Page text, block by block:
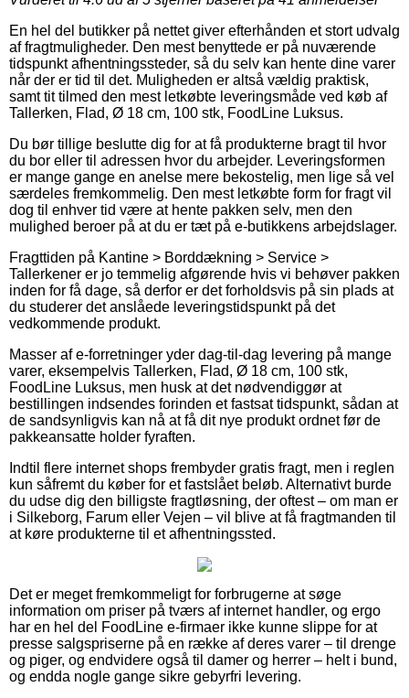
En hel del butikker på nettet giver efterhånden et stort udvalg
af fragtmuligheder. Den mest benyttede er på nuværende
tidspunkt afhentningssteder, så du selv kan hente dine varer
når der er tid til det. Muligheden er altså vældig praktisk,
samt tit tilmed den mest letkøbte leveringsmåde ved køb af
Tallerken, Flad, Ø 18 cm, 100 stk, FoodLine Luksus.
Du bør tillige beslutte dig for at få produkterne bragt til hvor
du bor eller til adressen hvor du arbejder. Leveringsformen
er mange gange en anelse mere bekostelig, men lige så vel
særdeles fremkommelig. Den mest letkøbte form for fragt vil
dog til enhver tid være at hente pakken selv, men den
mulighed beroer på at du er tæt på e-butikkens arbejdslager.
Fragttiden på Kantine > Borddækning > Service >
Tallerkener er jo temmelig afgørende hvis vi behøver pakken
inden for få dage, så derfor er det forholdsvis på sin plads at
du studerer det anslåede leveringstidspunkt på det
vedkommende produkt.
Masser af e-forretninger yder dag-til-dag levering på mange
varer, eksempelvis Tallerken, Flad, Ø 18 cm, 100 stk,
FoodLine Luksus, men husk at det nødvendiggør at
bestillingen indsendes forinden et fastsat tidspunkt, sådan at
de sandsynligvis kan nå at få dit nye produkt ordnet før de
pakkeansatte holder fyraften.
Indtil flere internet shops frembyder gratis fragt, men i reglen
kun såfremt du køber for et fastslået beløb. Alternativt burde
du udse dig den billigste fragtløsning, der oftest – om man er
i Silkeborg, Farum eller Vejen – vil blive at få fragtmanden til
at køre produkterne til et afhentningssted.
Det er meget fremkommeligt for forbrugerne at søge
information om priser på tværs af internet handler, og ergo
har en hel del FoodLine e-firmaer ikke kunne slippe for at
presse salgspriserne på en række af deres varer – til drenge
og piger, og endvidere også til damer og herrer – helt i bund,
og endda nogle gange sikre gebyrfri levering.